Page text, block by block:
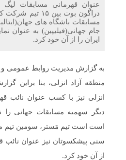
عنوان قهرمانی مسابقات
دراگون بوت بین
مسابقات باشگاه های
جام جهانی(فیلیپین) به عنوان
ایران را از آن خود کرد.
به گزارش مدیریت روابط عمومی و
منطقه آزاد انزلی، بنا براین
انزلی نیز با کسب عنوان نائب
دیگر سهمیه مسابقات جهانی را
است است تیم مَستر، سومین تیم
سنی پیشکسوتان نیز عنوان نائب
از آن خود کرد.